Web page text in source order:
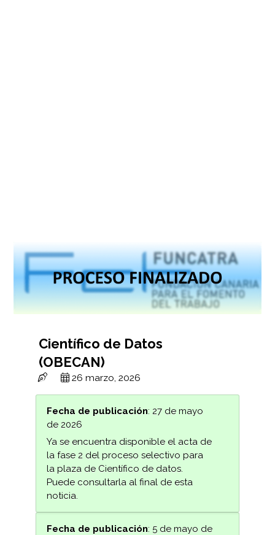
Científico de Datos
(OBECAN)
26 marzo, 2026
Fecha de publicación: 27 de mayo
de 2026
Ya se encuentra disponible el acta de
la fase 2 del proceso selectivo para
la plaza de Científico de datos.
Puede consultarla al final de esta
noticia.
Fecha de publicación: 5 de mayo de